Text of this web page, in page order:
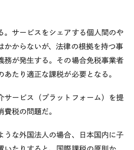
。サービスをシェアする個人間のや
かからないが、法律の根拠を持つ事
務が発生する。その場合免税事業者
あたり適正な課税が必要となる。
サービス（プラットフォーム）を提
税の問題だ。
うな外国法人の場合、日本国内に子